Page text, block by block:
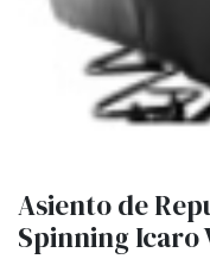
Asiento de
Spinning Icaro